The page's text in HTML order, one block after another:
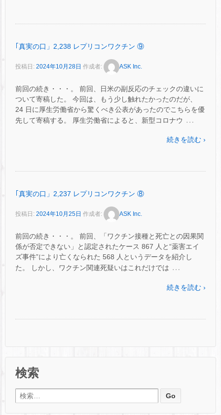
｢真実の口」2,238 レプリコンワクチン ⑨
投稿日: 2024年10月28日 作成者: ASK Inc.
前回の続き・・・。 前回、日米の副反応のチェックの違いに
ついて寄稿した。 今回は、もう少し触れたかったのだが、
24 日に厚生労働省から驚くべき公表があったのでこちらを優
先して寄稿する。 厚生労働省によると、新型コロナウ …
続きを読む ›
｢真実の口」2,237 レプリコンワクチン ⑧
投稿日: 2024年10月25日 作成者: ASK Inc.
前回の続き・・・。 前回、「ワクチン接種と死亡との因果関
係が否定できない」と認定されたケース 867 人と“薬害エイ
ズ事件”により亡くなられた 568 人というデータを紹介し
た。 しかし、ワクチン関連死疑いはこれだけでは …
続きを読む ›
検索
検索: